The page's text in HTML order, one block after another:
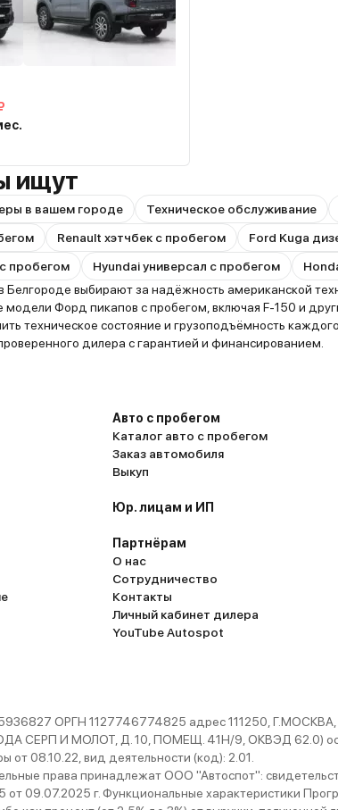
ищут
в вашем городе Техническое обслуживание
Renault хэтчбек с пробегом Ford Kuga
пробегом
Hyundai универсал с пробегом
выбирают за надёжность американской
Форд пикапов с пробегом, включая F-150 и
техническое состояние и грузоподъёмность
дилера с гарантией и финансированием.
Авто с пробегом
Каталог авто с пробегом
Заказ автомобиля
Выкуп
Юр. лицам и ИП
Партнёрам
О нас
Сотрудничество
Контакты
Личный кабинет дилера
YouTube Autospot
ОРГН 1127746774825 адрес 111250,
СЕРП И МОЛОТ, Д. 10, ПОМЕЩ. 41Н/9, ОКВЭД 62.0)
08.10.22, вид деятельности (код): 2.01.
права принадлежат ООО "Автоспот":
09.07.2025 г. Функциональные характеристики